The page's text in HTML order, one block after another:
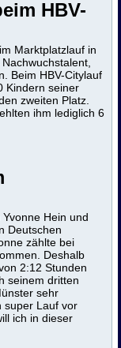
HBV-
Marktplatzlauf in
Beim HBV-Citylauf
Kindern seiner
zweiten Platz.
ihm lediglich 6
Hein und
Deutschen
zählte bei
Deshalb
2:12 Stunden
seinem dritten
sehr
super Lauf vor
ich in dieser